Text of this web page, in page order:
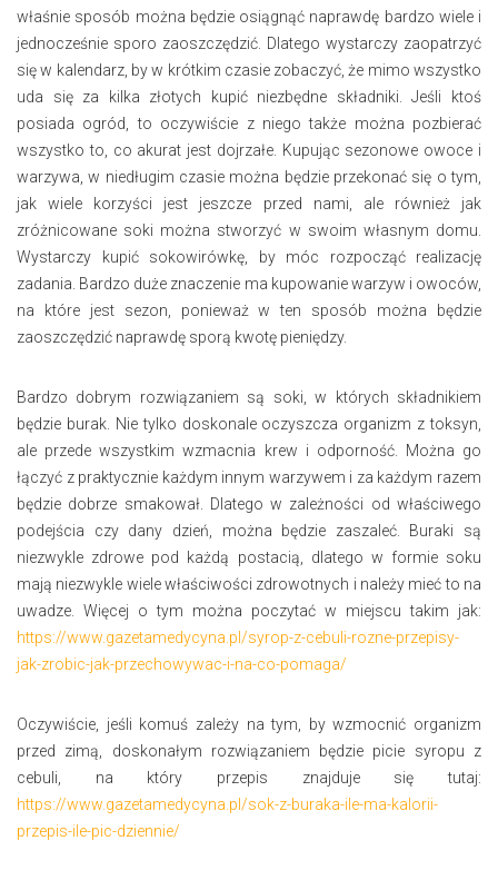
właśnie sposób można będzie osiągnąć naprawdę bardzo wiele i
jednocześnie sporo zaoszczędzić. Dlatego wystarczy zaopatrzyć
się w kalendarz, by w krótkim czasie zobaczyć, że mimo wszystko
uda się za kilka złotych kupić niezbędne składniki. Jeśli ktoś
posiada ogród, to oczywiście z niego także można pozbierać
wszystko to, co akurat jest dojrzałe. Kupując sezonowe owoce i
warzywa, w niedługim czasie można będzie przekonać się o tym,
jak wiele korzyści jest jeszcze przed nami, ale również jak
zróżnicowane soki można stworzyć w swoim własnym domu.
Wystarczy kupić sokowirówkę, by móc rozpocząć realizację
zadania. Bardzo duże znaczenie ma kupowanie warzyw i owoców,
na które jest sezon, ponieważ w ten sposób można będzie
zaoszczędzić naprawdę sporą kwotę pieniędzy.
Bardzo dobrym rozwiązaniem są soki, w których składnikiem
będzie burak. Nie tylko doskonale oczyszcza organizm z toksyn,
ale przede wszystkim wzmacnia krew i odporność. Można go
łączyć z praktycznie każdym innym warzywem i za każdym razem
będzie dobrze smakował. Dlatego w zależności od właściwego
podejścia czy dany dzień, można będzie zaszaleć. Buraki są
niezwykle zdrowe pod każdą postacią, dlatego w formie soku
mają niezwykle wiele właściwości zdrowotnych i należy mieć to na
uwadze. Więcej o tym można poczytać w miejscu takim jak:
https://www.gazetamedycyna.pl/syrop-z-cebuli-rozne-przepisy-
jak-zrobic-jak-przechowywac-i-na-co-pomaga/
Oczywiście, jeśli komuś zależy na tym, by wzmocnić organizm
przed zimą, doskonałym rozwiązaniem będzie picie syropu z
cebuli, na który przepis znajduje się tutaj:
https://www.gazetamedycyna.pl/sok-z-buraka-ile-ma-kalorii-
przepis-ile-pic-dziennie/